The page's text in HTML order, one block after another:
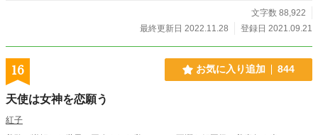
文字数 88,922
最終更新日 2022.11.28
登録日 2021.09.21
16 お気に入り追加 844
天使は女神を恋願う
紅子